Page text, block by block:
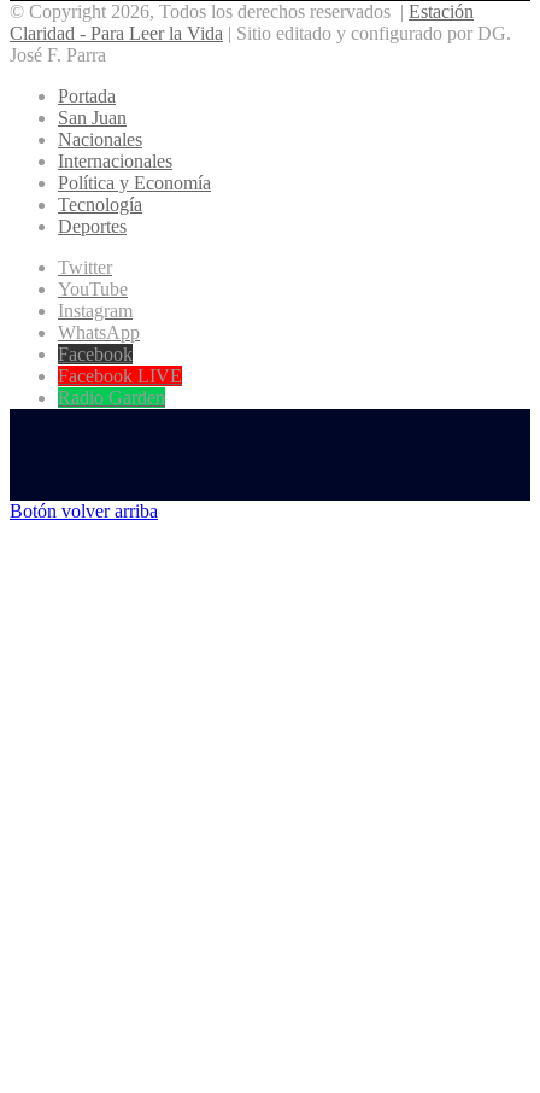
© Copyright 2026, Todos los derechos reservados | Estación
Claridad - Para Leer la Vida | Sitio editado y configurado por DG.
José F. Parra
Portada
San Juan
Nacionales
Internacionales
Política y Economía
Tecnología
Deportes
Twitter
YouTube
Instagram
WhatsApp
Facebook
Facebook LIVE
Radio Garden
Botón volver arriba